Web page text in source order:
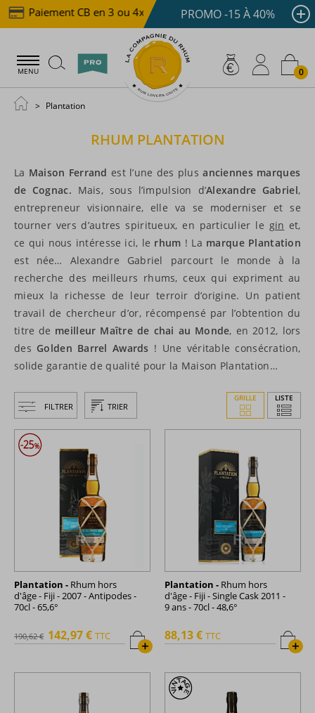
Paiement CB en 3 ou 4x dès 100 € Livraison offerte
PROMO -15 À 40%
MENU 0
Plantation
RHUM PLANTATION
La Maison Ferrand est l’une des plusanciennes marques
de Cognac. Mais, sous l’impulsion d’Alexandre Gabriel,
entrepreneur visionnaire, elle va se moderniser et se
tourner vers d’autres spiritueux, en particulier le gin et,
ce qui nous intéresse ici, le rhum ! La marque Plantation
est née… Alexandre Gabriel parcourt le monde à la
recherche des meilleurs rhums, ceux qui expriment au
mieux la richesse de leur terroir d’origine. Un patient
travail de chercheur d’or, récompensé par l’obtention du
titre de meilleur Maître de chai au Monde, en 2012, lors
des Golden Barrel Awards ! Une véritable consécration,
solide garantie de qualité pour la Maison Plantation…
FILTRER TRIER
GRILLE LISTE
Plantation - Rhum hors
d'âge - Fiji - 2007 - Antipodes -
70cl - 65,6°
+
190,62 € 142,97 € TTC
Plantation - Rhum hors
d'âge - Fiji - Single Cask 2011 -
9 ans - 70cl - 48,6°
+
88,13 € TTC